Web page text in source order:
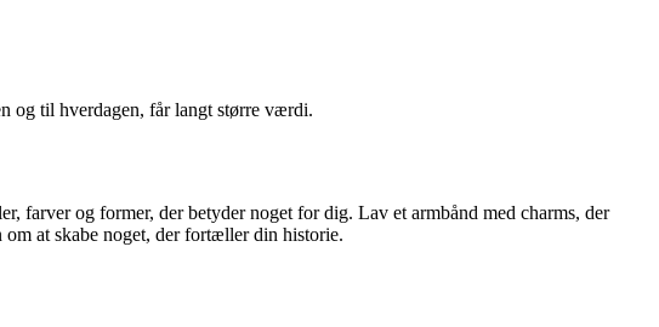
og til hverdagen, får langt større værdi.
farver og former, der betyder noget for dig. Lav et armbånd med charms, der
at skabe noget, der fortæller din historie.